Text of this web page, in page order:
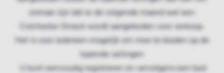
zomaar zijn dat er de volgende maand wel een
Colchester Smack wordt aangeboden voor verkoop.
Het is voor iedereen mogelijk om mee te bieden op de
lopende veilingen
U kunt eenvoudig registreren en vervolgens een bod